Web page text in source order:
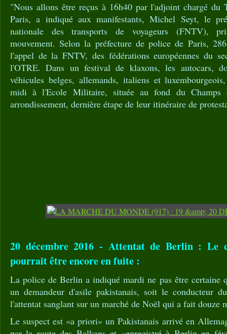
"Nous allons être reçus à 16h40 par l'adjoint chargé du
Paris, a indiqué aux manifestants, Michel Seyt, le
nationale des transports de voyageurs (FNTV),
mouvement. Selon la préfecture de police de Paris,
l'appel de la FNTV, des fédérations européennes du
l'OTRE. Dans un festival de klaxons, les autocars,
véhicules belges, allemands, italiens et
midi à l'Ecole Militaire, située au fond du
arrondissement, dernière étape de leur itinéraire de
20 décembre 2016 - Attentat de Berlin : Le
pourrait être encore en fuite :
La police de Berlin a indiqué mardi ne pas être certaine
un demandeur d'asile pakistanais, soit le conducteur
l'attentat sanglant sur un marché de Noël qui a fait douze
Le suspect est «a priori» un Pakistanais arrivé en